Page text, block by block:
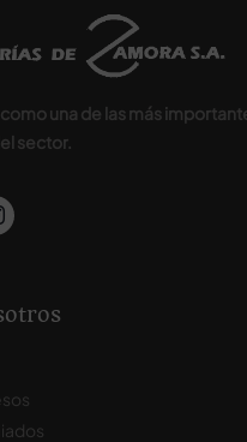
una de las más
sector.